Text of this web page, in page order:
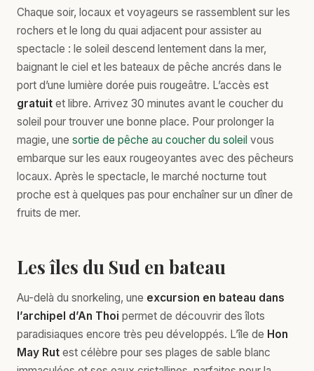
Chaque soir, locaux et voyageurs se rassemblent sur les
rochers et le long du quai adjacent pour assister au
spectacle : le soleil descend lentement dans la mer,
baignant le ciel et les bateaux de pêche ancrés dans le
port d’une lumière dorée puis rougeâtre. L’accès est
gratuit et libre. Arrivez 30 minutes avant le coucher du
soleil pour trouver une bonne place. Pour prolonger la
magie, une sortie de pêche au coucher du soleil vous
embarque sur les eaux rougeoyantes avec des pêcheurs
locaux. Après le spectacle, le marché nocturne tout
proche est à quelques pas pour enchaîner sur un dîner de
fruits de mer.
Les îles du Sud en bateau
Au-delà du snorkeling, une excursion en bateau dans
l’archipel d’An Thoi permet de découvrir des îlots
paradisiaques encore très peu développés. L’île de Hon
May Rut est célèbre pour ses plages de sable blanc